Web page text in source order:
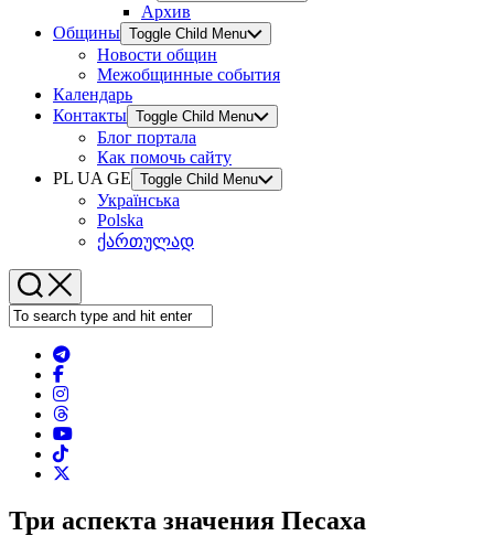
Архив
Общины Toggle Child Menu
Новости общин
Межобщинные события
Календарь
Контакты Toggle Child Menu
Блог портала
Как помочь сайту
PL UA GE Toggle Child Menu
Українська
Polska
ქართულად
Три аспекта значения Песаха